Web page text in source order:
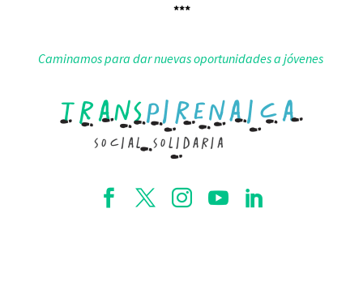
***
Caminamos para dar nuevas oportunidades a jóvenes